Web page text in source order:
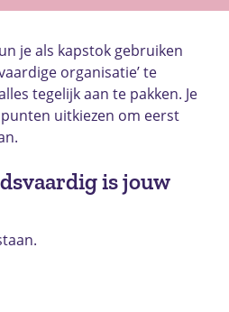
je als kapstok gebruiken
organisatie’ te
tegelijk aan te pakken. Je
uitkiezen om eerst
is jouw